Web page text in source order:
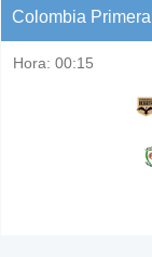
Colombia Primera
Hora: 00:15